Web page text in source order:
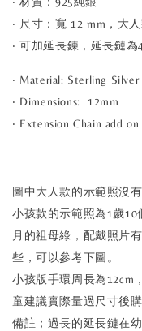
‧ 尺寸：寬 12 mm，大
‧可加延長鍊 ，延長鏈為
‧ Material: Sterling Silver
‧ Dimensions: 12mm
‧ Extension Chain add on
圖中大人款的示範照沒
小孩款的示範照為1歲
月的祖母綠，配戴照片
些，可以參考下圖。
小孩版手環周長為12cm
童建議實際量過尺寸後
備註；過長的延長鏈在